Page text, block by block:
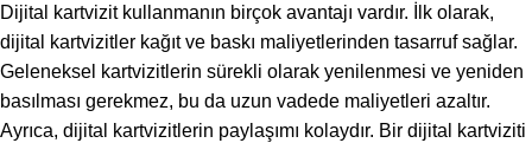
Dijital kartvizit kullanmanın birçok avantajı vardır. İlk olarak,
dijital kartvizitler kağıt ve baskı maliyetlerinden tasarruf sağlar.
Geleneksel kartvizitlerin sürekli olarak yenilenmesi ve yeniden
basılması gerekmez, bu da uzun vadede maliyetleri azaltır.
Ayrıca, dijital kartvizitlerin paylaşımı kolaydır. Bir dijital kartviziti